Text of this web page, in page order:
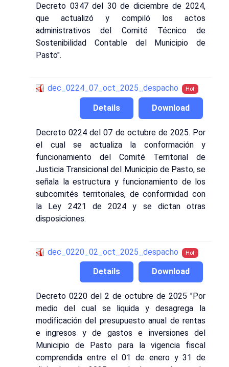
Decreto 0347 del 30 de diciembre de 2024,
que actualizó y compiló los actos
administrativos del Comité Técnico de
Sostenibilidad Contable del Municipio de
Pasto".
dec_0224_07_oct_2025_despacho Hot
Download
Details
Decreto 0224 del 07 de octubre de 2025. Por
el cual se actualiza la conformación y
funcionamiento del Comité Territorial de
Justicia Transicional del Municipio de Pasto, se
señala la estructura y funcionamiento de los
subcomités territoriales, de conformidad con
la Ley 2421 de 2024 y se dictan otras
disposiciones.
dec_0220_02_oct_2025_despacho Hot
Download
Details
Decreto 0220 del 2 de octubre de 2025 "Por
medio del cual se liquida y desagrega la
modificación del presupuesto anual de rentas
e ingresos y de gastos e inversiones del
Municipio de Pasto para la vigencia fiscal
comprendida entre el 01 de enero y 31 de